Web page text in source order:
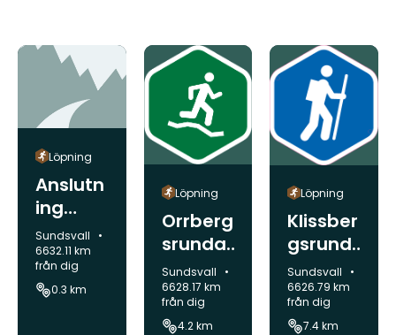
Löpning
Anslutn
ing
Friluftsc
entrum
- Nedre
parkeri
Kommun:
Sundsvall
6632.11 km
från dig
0.3 km
Löpning
Orrberg
srunda
n
springs
tig
Kommun:
Sundsvall
6628.17 km
från dig
4.2 km
Löpning
Klissber
gsrund
an
springs
tig
Kommun:
Sundsvall
6626.79 km
från dig
7.4 km